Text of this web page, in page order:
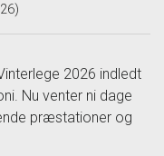
2026 indledt
Nu venter ni dage
præstationer og